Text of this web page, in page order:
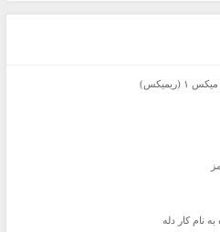
نام کار دله